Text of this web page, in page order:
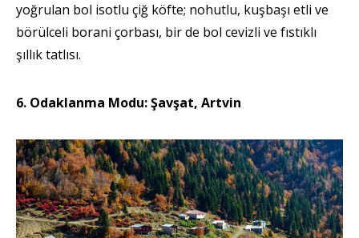
yoğrulan bol isotlu çiğ köfte; nohutlu, kuşbaşı etli ve
börülceli borani çorbası, bir de bol cevizli ve fıstıklı
şıllık tatlısı.
6. Odaklanma Modu: Şavşat, Artvin